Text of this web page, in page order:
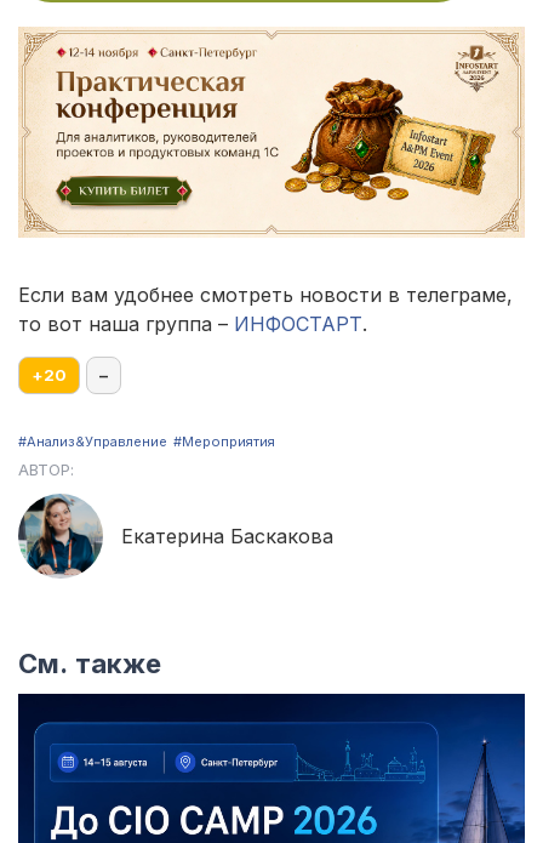
Если вам удобнее смотреть новости в телеграме,
то вот наша группа – ИНФОСТАРТ.
+20 –
#Aнализ&Управление #Мероприятия
АВТОР:
Екатерина Баскакова
См. также